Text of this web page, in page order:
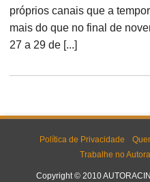
próprios canais que a
mais do que no final de
27 a 29 de [...]
Política de Privacidade
Trabalhe no
Copyright © 2010